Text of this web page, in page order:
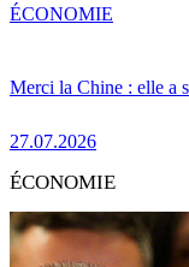
Merci la Chine : elle a
27.07.2026
ÉCONOMIE
ÉCONOMIE